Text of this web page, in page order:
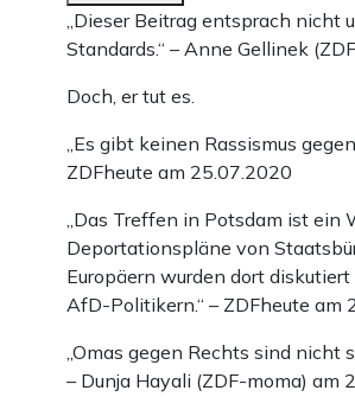
„Dieser Beitrag entsprach nicht
Standards.“ – Anne Gellinek
Doch, er tut es.
„Es gibt keinen Rassismus
ZDFheute am 25.07.2020
„Das Treffen in Potsdam ist ein
Deportationspläne von
Europäern wurden dort
AfD-Politikern.“ – ZDFheute am
„Omas gegen Rechts sind nicht
– Dunja Hayali (ZDF-moma) am